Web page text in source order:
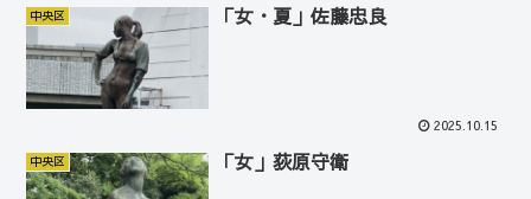
中央区 「女・夏」佐藤忠良
2025.10.15
中央区 「女」荻原守衛